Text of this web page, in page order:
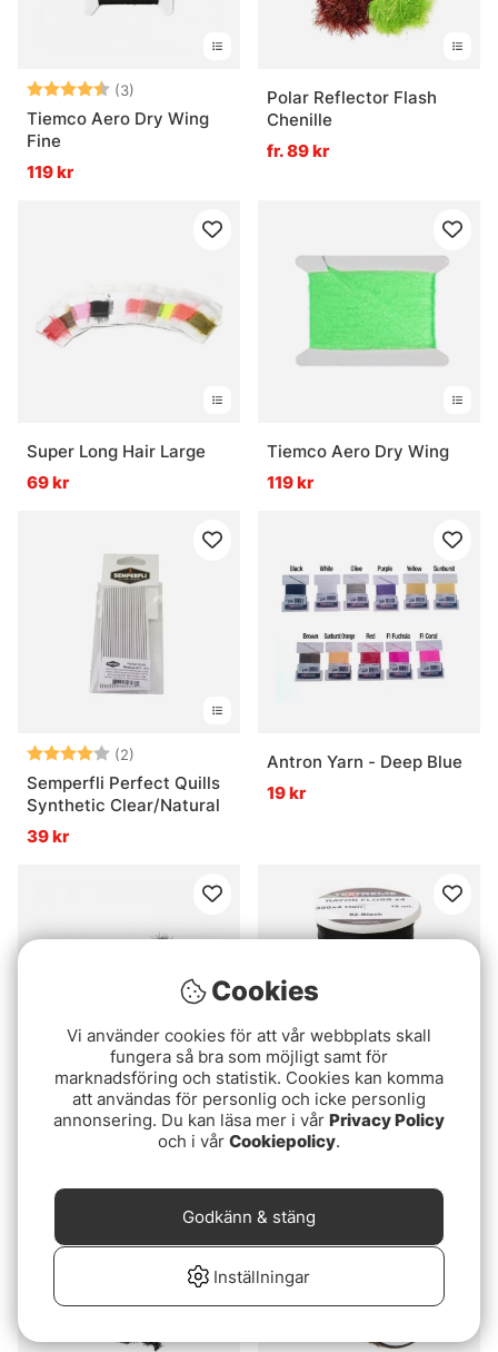
Betyg: (3)
4.3 utav 5 stjärnor
Tiemco Aero Dry Wing
Fine
119 kr
Polar Reflector Flash
Chenille
fr. 89 kr
Super Long Hair Large
69 kr
Tiemco Aero Dry Wing
119 kr
Betyg: (2)
4.0 utav 5 stjärnor
Semperfli Perfect Quills
Synthetic Clear/Natural
39 kr
Antron Yarn - Deep Blue
19 kr
Chocklett's Filler Flash
Rayon Floss
34 kr
Cookies
Vi använder cookies för att vår webbplats skall
fungera så bra som möjligt samt för
marknadsföring och statistik. Cookies kan komma
att användas för personlig och icke personlig
annonsering. Du kan läsa mer i vår Privacy Policy
och i vår Cookiepolicy.
Inställningar
Godkänn & stäng